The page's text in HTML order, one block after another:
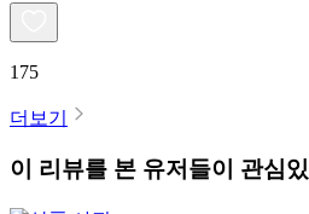
175
더보기
이 리뷰를 본 유저들이 관심